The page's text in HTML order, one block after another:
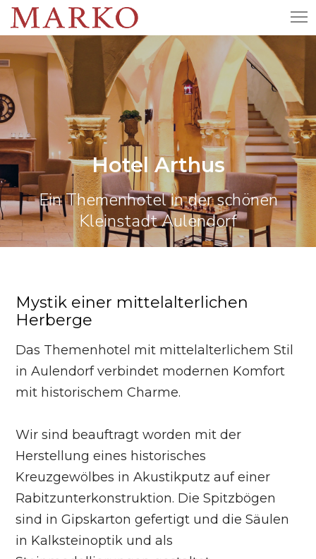
Hotel Arthus
Ein Themenhotel in der schönen
Kleinstadt Aulendorf
Mystik einer mittelalterlichen
Herberge
Das Themenhotel mit mittelalterlichem Stil
in Aulendorf verbindet modernen Komfort
mit historischem Charme.
Wir sind beauftragt worden mit der
Herstellung eines historisches
Kreuzgewölbes in Akustikputz auf einer
Rabitzunterkonstruktion. Die Spitzbögen
sind in Gipskarton gefertigt und die Säulen
in Kalksteinoptik und als